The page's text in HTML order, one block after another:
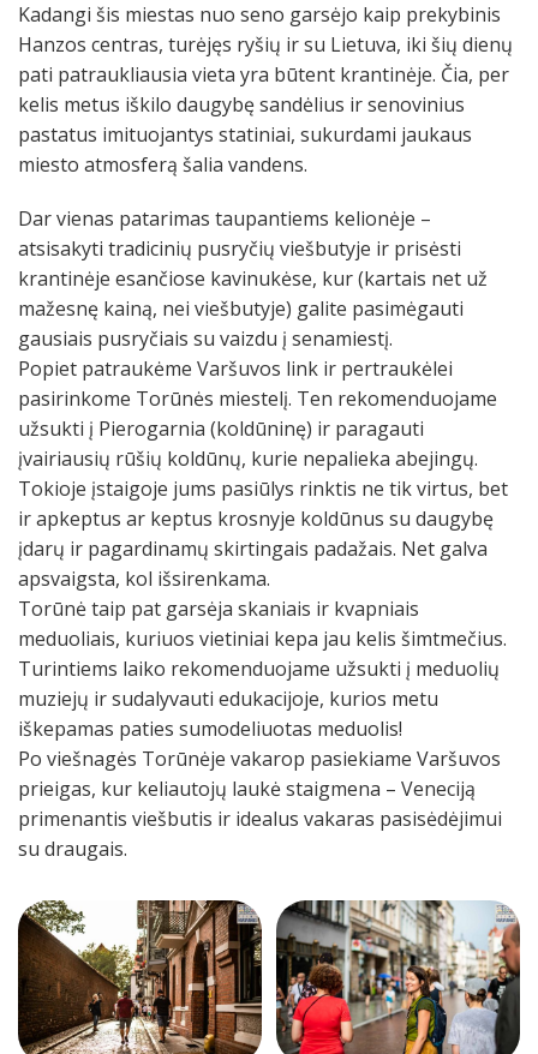
Kadangi šis miestas nuo seno garsėjo kaip prekybinis
Hanzos centras, turėjęs ryšių ir su Lietuva, iki šių dienų
pati patraukliausia vieta yra būtent krantinėje. Čia, per
kelis metus iškilo daugybę sandėlius ir senovinius
pastatus imituojantys statiniai, sukurdami jaukaus
miesto atmosferą šalia vandens.
Dar vienas patarimas taupantiems kelionėje –
atsisakyti tradicinių pusryčių viešbutyje ir prisėsti
krantinėje esančiose kavinukėse, kur (kartais net už
mažesnę kainą, nei viešbutyje) galite pasimėgauti
gausiais pusryčiais su vaizdu į senamiestį.
Popiet patraukėme Varšuvos link ir pertraukėlei
pasirinkome Torūnės miestelį. Ten rekomenduojame
užsukti į Pierogarnia (koldūninę) ir paragauti
įvairiausių rūšių koldūnų, kurie nepalieka abejingų.
Tokioje įstaigoje jums pasiūlys rinktis ne tik virtus, bet
ir apkeptus ar keptus krosnyje koldūnus su daugybę
įdarų ir pagardinamų skirtingais padažais. Net galva
apsvaigsta, kol išsirenkama.
Torūnė taip pat garsėja skaniais ir kvapniais
meduoliais, kuriuos vietiniai kepa jau kelis šimtmečius.
Turintiems laiko rekomenduojame užsukti į meduolių
muziejų ir sudalyvauti edukacijoje, kurios metu
iškepamas paties sumodeliuotas meduolis!
Po viešnagės Torūnėje vakarop pasiekiame Varšuvos
prieigas, kur keliautojų laukė staigmena – Veneciją
primenantis viešbutis ir idealus vakaras pasisėdėjimui
su draugais.